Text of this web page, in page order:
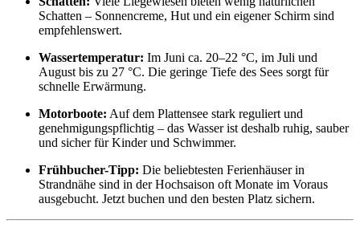
Schatten – Sonnencreme, Hut und ein eigener Schirm sind
empfehlenswert.
Wassertemperatur: Im Juni ca. 20–22 °C, im Juli und
August bis zu 27 °C. Die geringe Tiefe des Sees sorgt für
schnelle Erwärmung.
Motorboote: Auf dem Plattensee stark reguliert und
genehmigungspflichtig – das Wasser ist deshalb ruhig, sauber
und sicher für Kinder und Schwimmer.
Frühbucher-Tipp: Die beliebtesten Ferienhäuser in
Strandnähe sind in der Hochsaison oft Monate im Voraus
ausgebucht. Jetzt buchen und den besten Platz sichern.